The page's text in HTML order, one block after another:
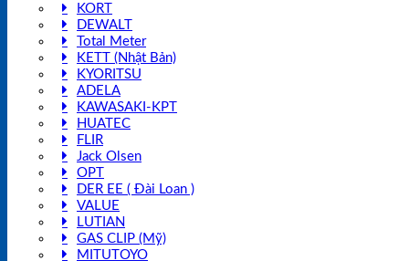
KORT
DEWALT
Total Meter
KETT (Nhật Bản)
KYORITSU
ADELA
KAWASAKI-KPT
HUATEC
FLIR
Jack Olsen
OPT
DER EE ( Đài Loan )
VALUE
LUTIAN
GAS CLIP (Mỹ)
MITUTOYO